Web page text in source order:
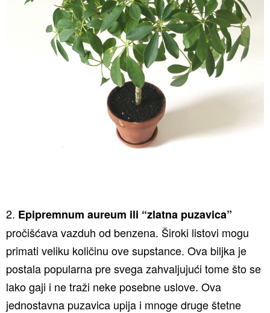
2. Epipremnum aureum ili “zlatna puzavica”
pročišćava vazduh od benzena. Široki listovi mogu
primati veliku količinu ove supstance. Ova biljka je
postala popularna pre svega zahvaljujući tome što se
lako gaji i ne traži neke posebne uslove. Ova
jednostavna puzavica upija i mnoge druge štetne